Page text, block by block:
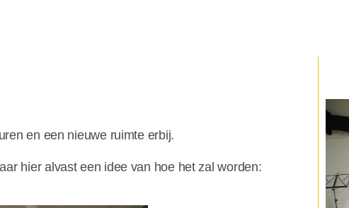
en een nieuwe ruimte erbij.
hier alvast een idee van hoe het zal worden: